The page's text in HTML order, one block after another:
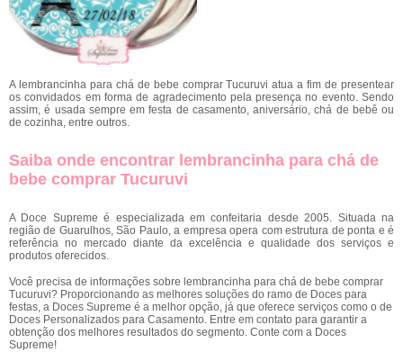
A lembrancinha para chá de bebe comprar Tucuruvi atua a fim de presentear
os convidados em forma de agradecimento pela presença no evento. Sendo
assim, é usada sempre em festa de casamento, aniversário, chá de bebê ou
de cozinha, entre outros.
Saiba onde encontrar lembrancinha para chá de
bebe comprar Tucuruvi
A Doce Supreme é especializada em confeitaria desde 2005. Situada na
região de Guarulhos, São Paulo, a empresa opera com estrutura de ponta e é
referência no mercado diante da excelência e qualidade dos serviços e
produtos oferecidos.
Você precisa de informações sobre lembrancinha para chá de bebe comprar
Tucuruvi? Proporcionando as melhores soluções do ramo de Doces para
festas, a Doces Supreme é a melhor opção, já que oferece serviços como o de
Doces Personalizados para Casamento. Entre em contato para garantir a
obtenção dos melhores resultados do segmento. Conte com a Doces
Supreme!